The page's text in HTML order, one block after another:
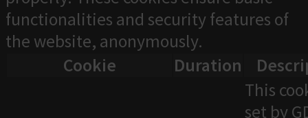
functionalities and security features of
the website, anonymously.
Cookie
Duration
This
set by